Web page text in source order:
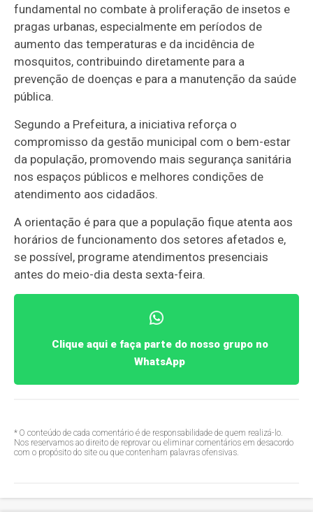
fundamental no combate à proliferação de insetos e
pragas urbanas, especialmente em períodos de
aumento das temperaturas e da incidência de
mosquitos, contribuindo diretamente para a
prevenção de doenças e para a manutenção da saúde
pública.
Segundo a Prefeitura, a iniciativa reforça o
compromisso da gestão municipal com o bem-estar
da população, promovendo mais segurança sanitária
nos espaços públicos e melhores condições de
atendimento aos cidadãos.
A orientação é para que a população fique atenta aos
horários de funcionamento dos setores afetados e,
se possível, programe atendimentos presenciais
antes do meio-dia desta sexta-feira.
Clique aqui e faça parte do nosso grupo no
WhatsApp
* O conteúdo de cada comentário é de responsabilidade de quem realizá-lo.
Nos reservamos ao direito de reprovar ou eliminar comentários em desacordo
com o propósito do site ou que contenham palavras ofensivas.